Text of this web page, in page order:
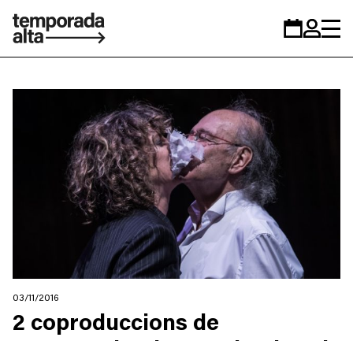
Temporada
personal
03/11/2016
2 coproduccions de